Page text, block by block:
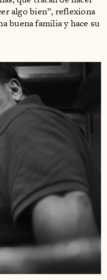
algo bien”, reflexiona
buena familia y hace su